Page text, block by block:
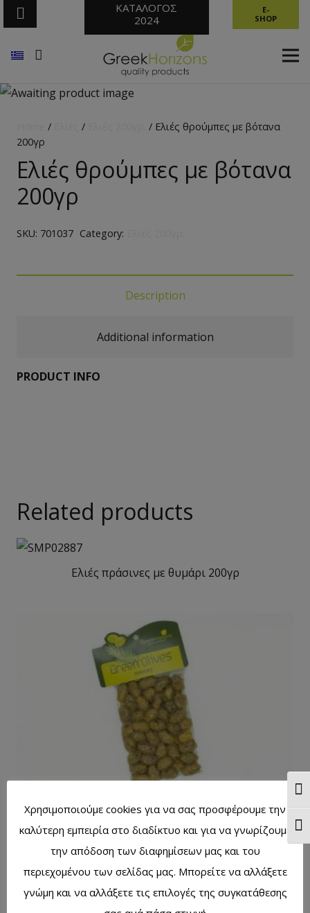
ΚΑΤΑΛΟΓΟΣ
2024
E-
SHOP
/ /
/ Ελιές θρούμπες με βότανα
200γρ
Ελιές θρούμπες με βότανα
200γρ
SKU: 701037 Category:
Description
Additional information
PRODUCT INFO
Related products
Ελιές πράσινες με θυμάρι 200γρ
Ελιές πράσινες με δενδρολίβανο 200γρ.
Χρησιμοποιούμε cookies για να σας προσφέρουμε την
καλύτερη εμπειρία στο διαδίκτυο και για να γνωρίζουμε
την απόδοση των διαφημίσεων μας και του
περιεχομένου των σελίδας μας. Μπορείτε να αλλάξετε
γνώμη και να αλλάξετε τις επιλογές της συγκατάθεσης